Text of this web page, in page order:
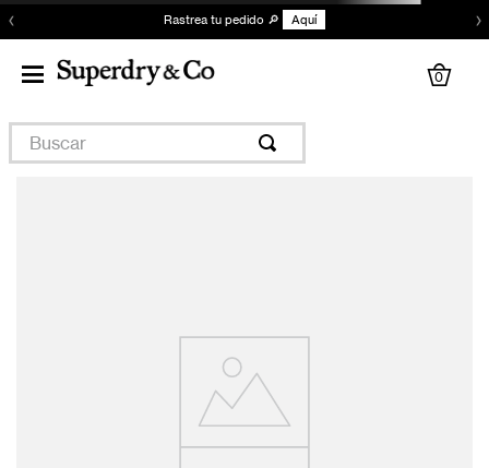
‹ Rastrea tu pedido 🔎 Aquí ›
0
Buscar